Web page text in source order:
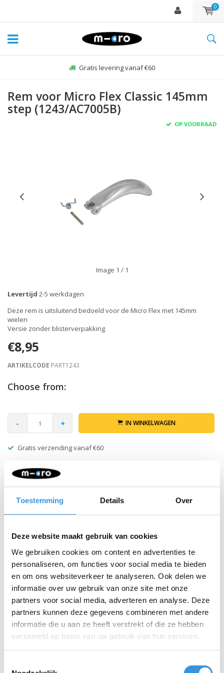
Toestemming Details Over
Deze website maakt gebruik van cookies
We gebruiken cookies om content en advertenties te
personaliseren, om functies voor social media te bieden
en om ons websiteverkeer te analyseren. Ook delen we
informatie over uw gebruik van onze site met onze
partners voor social media, adverteren en analyse. Deze
partners kunnen deze gegevens combineren met andere
informatie die u aan ze heeft verstrekt of die ze hebben
verzameld op basis van uw gebruik van hun services.
0
Zo-vr voor 22:00 besteld, zelfde dag verzonden*
Rem voor Micro Flex Classic 145mm
step (1243/AC7005B)
OP VOORRAAD
Image 1 / 1
Levertijd 2-5 werkdagen
Deze rem is uitsluitend bedoeld voor de Micro Flex met 145mm
wielen
Versie zonder blisterverpakking
€8,95
ARTIKELCODE PART1243
Choose from:
- + IN WINKELWAGEN
Retour binnen 30 dagen
Beschrijving
De meeste Micro step onderdelen zijn gemakkelijk zelf te